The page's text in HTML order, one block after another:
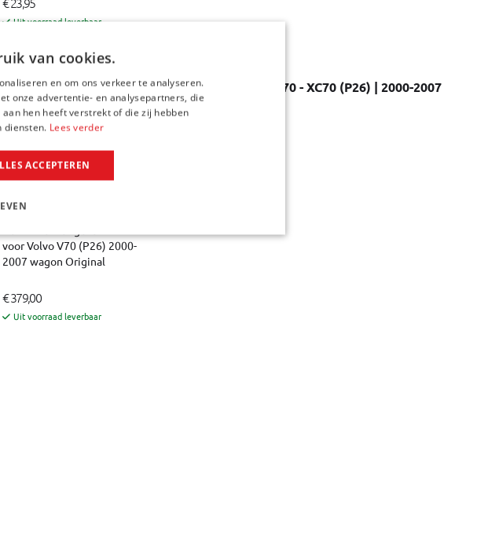
Uit voorraad leverbaar
Car-Bags reistassensets voor de Volvo V70 - XC70 (P26) | 2000-2007
voor Volvo V70 (P26) 2000-
2007 wagon Original
€ 379,00
Uit voorraad leverbaar
van cookies.
en om ons verkeer te analyseren.
onze advertentie- en analysepartners, die
hen heeft verstrekt of die zij hebben
diensten. Lees verder
ACCEPTEREN